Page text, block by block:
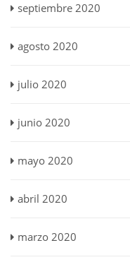
septiembre 2020
agosto 2020
julio 2020
junio 2020
mayo 2020
abril 2020
marzo 2020